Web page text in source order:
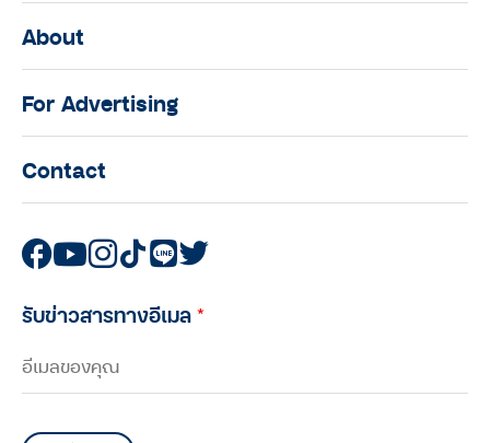
About
For Advertising
Contact
รับข่าวสารทางอีเมล*